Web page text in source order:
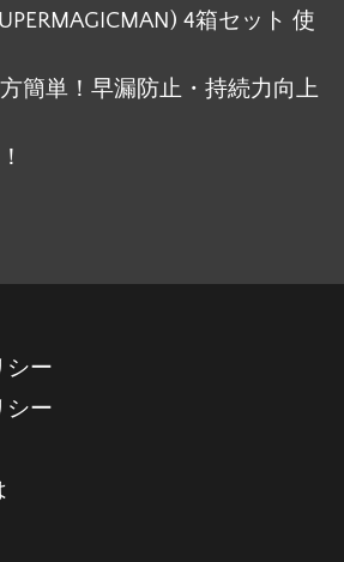
4箱セット 使
簡単！早漏防止・持続力向上
シー
シー